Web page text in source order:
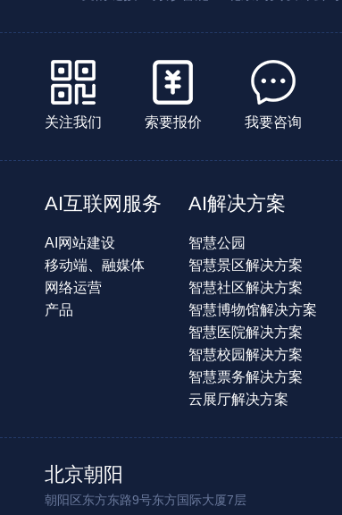
关注我们 索要报价 我要咨询
AI互联网服务
AI网站建设
移动端、融媒体
网络运营
产品
AI解决方案
智慧公园
智慧景区解决方案
智慧社区解决方案
智慧博物馆解决方案
智慧医院解决方案
智慧校园解决方案
智慧票务解决方案
云展厅解决方案
北京朝阳
朝阳区东方东路9号东方国际大厦7层